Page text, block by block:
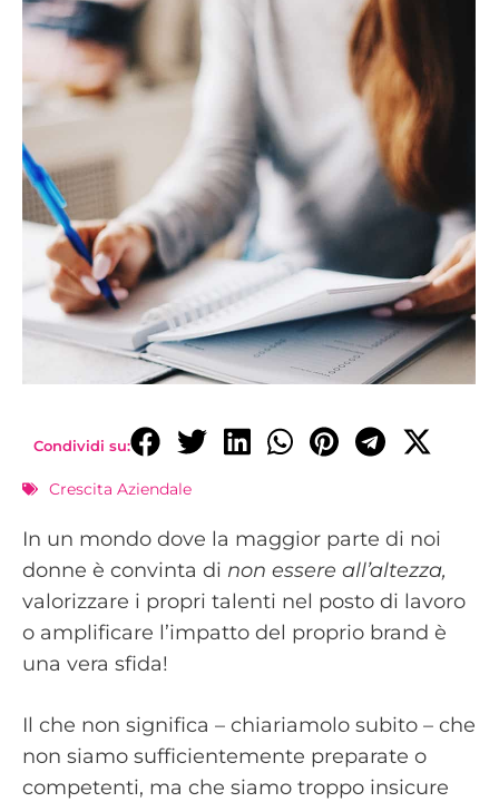
Condividi su:
Crescita Aziendale
In un mondo dove la maggior parte di noi
donne è convinta di non essere all’altezza,
valorizzare i propri talenti nel posto di lavoro
o amplificare l’impatto del proprio brand è
una vera sfida!
Il che non significa – chiariamolo subito – che
non siamo sufficientemente preparate o
competenti, ma che siamo troppo insicure